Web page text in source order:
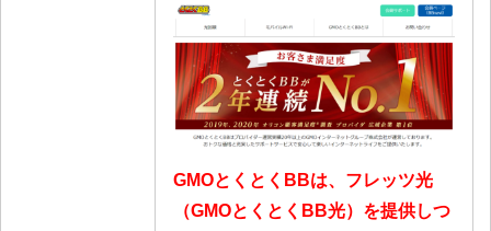
GMOとくとくBBは、フレッツ光
（GMOとくとくBB光）を提供しつ